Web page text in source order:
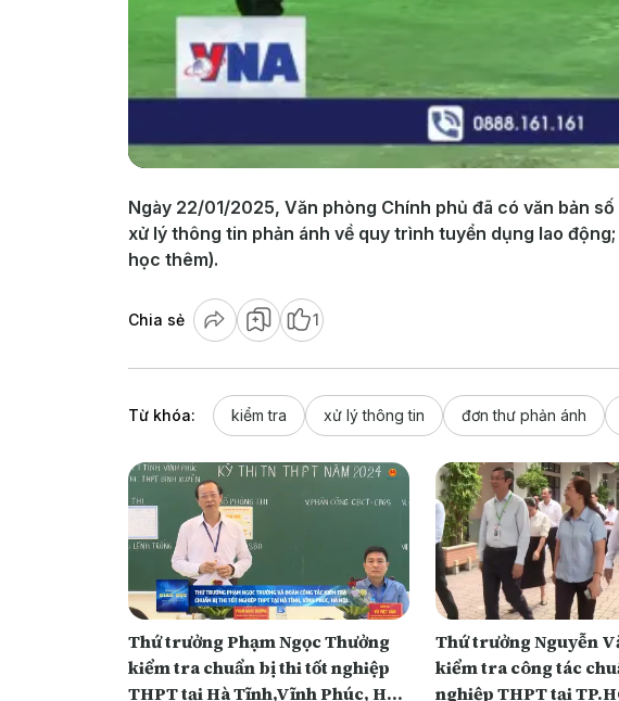
Ngày 22/01/2025, Văn phòng Chính phủ đã có văn bản
xử lý thông tin phản ánh về quy trình tuyển dụng lao
học thêm).
Chia sẻ 1
Từ khóa: kiểm tra xử lý thông tin đơn thư phản ánh
Thứ trưởng Phạm Ngọc Thưởng
kiểm tra chuẩn bị thi tốt nghiệp
THPT tại Hà Tĩnh,Vĩnh Phúc, Hà
Thứ trưởng Nguyễn
kiểm tra công tác
nghiệp THPT tại